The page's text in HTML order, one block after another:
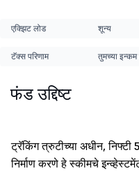
एक्झिट लोड शून्य
टॅक्स परिणाम तुमच्या
फंड उद्दिष्ट
ट्रॅकिंग त्रुटीच्या अधीन, निफ्टी
निर्माण करणे हे स्कीमचे